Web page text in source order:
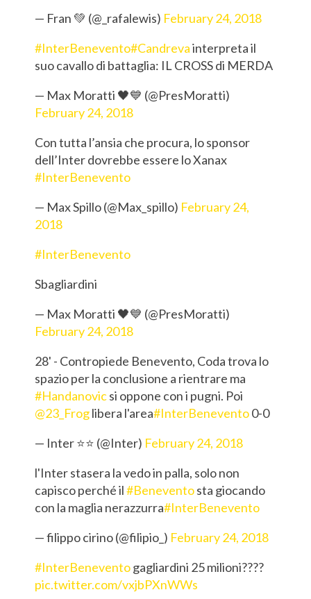
— Fran 💚 (@_rafalewis) February 24, 2018
#InterBenevento#Candrevainterpreta il
suo cavallo di battaglia: IL CROSS di MERDA
— Max Moratti 🖤💙 (@PresMoratti)
February 24, 2018
Con tutta l’ansia che procura, lo sponsor
dell’Inter dovrebbe essere lo Xanax
#InterBenevento
— Max Spillo (@Max_spillo) February 24,
2018
#InterBenevento
Sbagliardini
— Max Moratti 🖤💙 (@PresMoratti)
February 24, 2018
28' - Contropiede Benevento, Coda trova lo
spazio per la conclusione a rientrare ma
#Handanovicsi oppone con i pugni. Poi
@23_Froglibera l'area#InterBenevento0-0
— Inter ⭐⭐ (@Inter) February 24, 2018
l'Inter stasera la vedo in palla, solo non
capisco perché il#Beneventosta giocando
con la maglia nerazzurra#InterBenevento
— filippo cirino (@filipio_) February 24, 2018
#InterBeneventogagliardini 25 milioni????
pic.twitter.com/vxjbPXnWWs